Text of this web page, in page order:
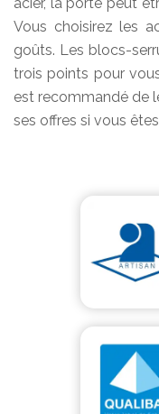
Vous choisirez les
goûts. Les blocs-
trois points pour
est recommandé de
ses offres si vous